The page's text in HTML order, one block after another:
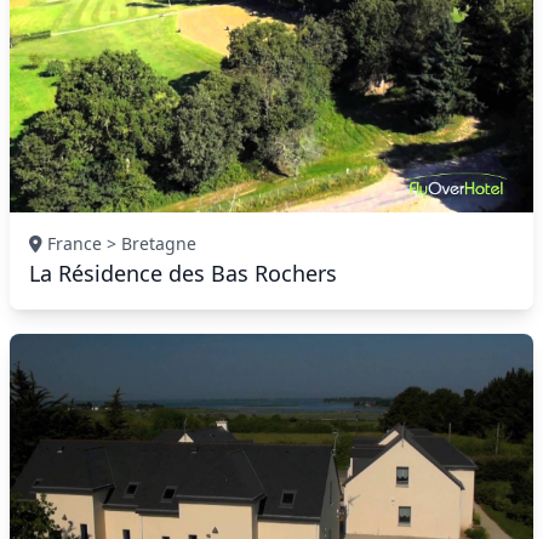
France > Bretagne
La Résidence des Bas Rochers